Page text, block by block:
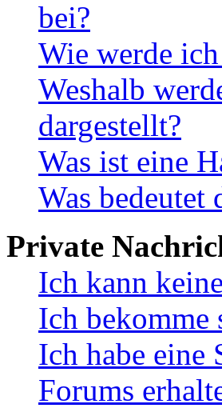
bei?
Wie werde
Weshalb
dargestellt?
Was ist eine
Was bedeutet
Private
Ich kann
Ich bekomme
Ich habe eine
Forums